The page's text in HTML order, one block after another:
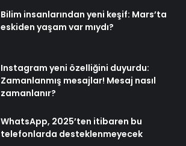
Bilim insanlarından yeni keşif: Mars’ta
eskiden yaşam var mıydı?
Instagram yeni özelliğini duyurdu:
Zamanlanmış mesajlar! Mesaj nasıl
zamanlanır?
WhatsApp, 2025’ten itibaren bu
telefonlarda desteklenmeyecek